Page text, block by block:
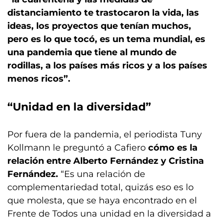
distanciamiento te trastocaron la vida, las
ideas, los proyectos que tenían muchos,
pero es lo que tocó, es un tema mundial, es
una pandemia que tiene al mundo de
rodillas, a los países más ricos y a los países
menos ricos”.
“Unidad en la diversidad”
Por fuera de la pandemia, el periodista Tuny
Kollmann le preguntó a Cafiero cómo es la
relación entre Alberto Fernández y Cristina
Fernández. “Es una relación de
complementariedad total, quizás eso es lo
que molesta, que se haya encontrado en el
Frente de Todos una unidad en la diversidad a